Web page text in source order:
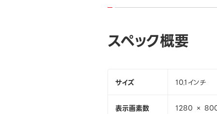
スペック概要
サイズ 10.1インチ
表示画素数 1280 ×